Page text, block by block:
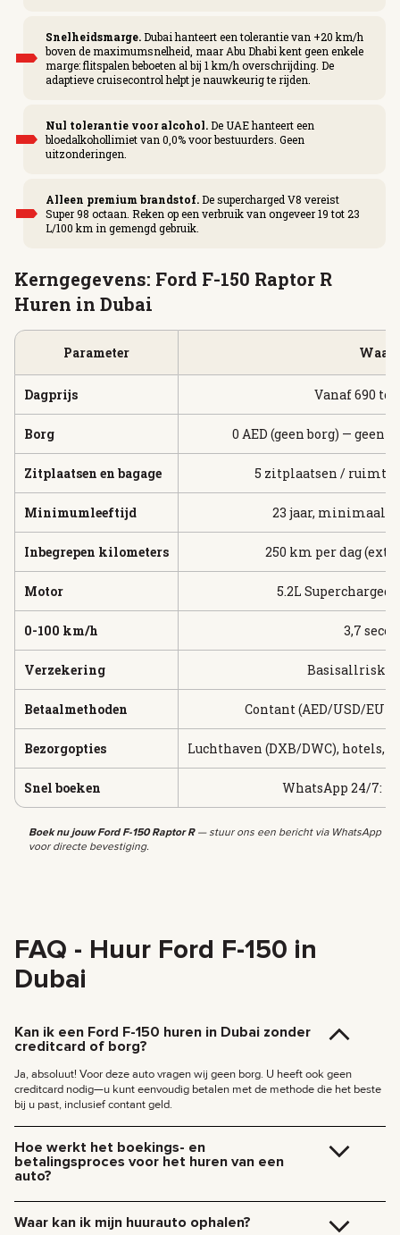
Snelheidsmarge.Dubai hanteert een tolerantie van +20 km/h
boven de maximumsnelheid, maar Abu Dhabi kent geen enkele
marge: flitspalen beboeten al bij 1 km/h overschrijding. De
adaptieve cruisecontrol helpt je nauwkeurig te rijden.
Nul tolerantie voor alcohol.De UAE hanteert een
bloedalkohollimiet van 0,0% voor bestuurders. Geen
uitzonderingen.
Alleen premium brandstof.De supercharged V8 vereist
Super 98 octaan. Reken op een verbruik van ongeveer 19 tot 23
L/100 km in gemengd gebruik.
Kerngegevens: Ford F-150 Raptor R
Huren in Dubai
Parameter
Dagprijs Vanaf 690 tot
Borg 0 AED (geen borg) — geen
Zitplaatsen en bagage 5 zitplaatsen / ruimte
Minimumleeftijd 23 jaar, minimaal
Inbegrepen kilometers 250 km per dag
Motor 5.2L Supercharged
0-100 km/h 3,7
Verzekering Basisallrisk
Betaalmethoden Contant (AED/USD/
Bezorgopties Luchthaven (DXB/DWC), hotels,
Snel boeken WhatsApp 24/7:
Boek nu jouw Ford F-150 Raptor R— stuur ons een bericht via WhatsApp
voor directe bevestiging.
FAQ - Huur Ford F-150 in
Dubai
Kan ik een Ford F-150 huren in Dubai zonder
creditcard of borg?
Ja, absoluut! Voor deze auto vragen wij geen borg. U heeft ook geen
creditcard nodig—u kunt eenvoudig betalen met de methode die het beste
bij u past, inclusief contant geld.
Hoe werkt het boekings- en
betalingsproces voor het huren van een
auto?
Klik op de knop«Huren»op de autopagina om een kort formulier
Waar kan ik mijn huurauto ophalen?